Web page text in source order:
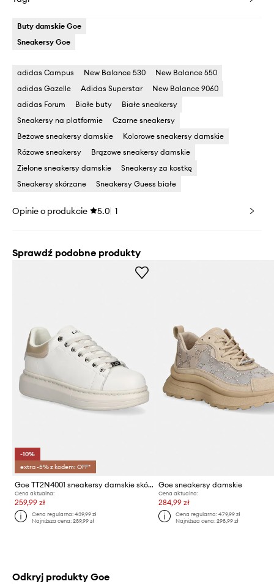
Buty damskie Goe
Sneakersy Goe
adidas Campus New Balance 530
New Balance 550
adidas Gazelle
Adidas Superstar
New Balance 9060
adidas Forum
Białe buty
Białe sneakersy
Sneakersy na platformie
Czarne sneakersy
Beżowe sneakersy damskie
Kolorowe sneakersy damskie
Różowe sneakersy
Brązowe sneakersy damskie
Zielone sneakersy damskie
Sneakersy za kostkę
Sneakersy skórzane
Sneakersy Guess białe
Opinie o produkcie 5.0 1
Sprawdź podobne produkty
-10%
extra -5% z kodem: OFF*
Goe TT2N4001 sneakersy damskie skórzane
Cena aktualna:
259,99 zł
Cena regularna:439,99 zł
Najniższa cena:289,99 zł
Goe sneakersy damskie
Cena aktualna:
284,99 zł
Cena regularna: 479,99 zł
Najniższa cena: 298,99 zł
Odkryj produkty Goe